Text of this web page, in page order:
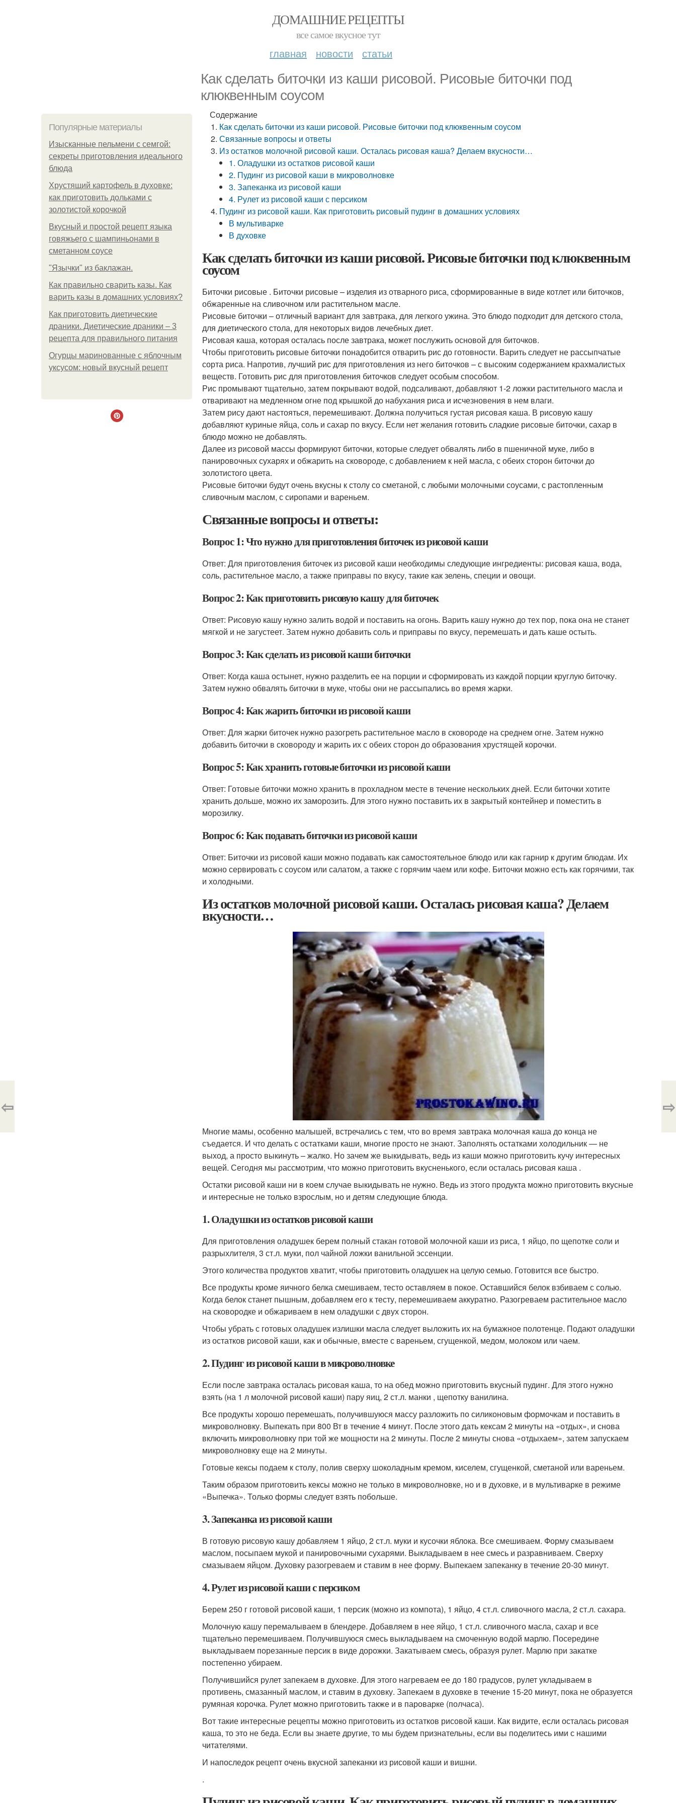
ДОМАШНИЕ РЕЦЕПТЫ
все самое вкусное тут
главная новости статьи
Как сделать биточки из каши рисовой. Рисовые биточки под
клюквенным соусом
Популярные материалы
Изысканные пельмени с семгой:
секреты приготовления идеального
блюда
Хрустящий картофель в духовке:
как приготовить дольками с
золотистой корочкой
Вкусный и простой рецепт языка
говяжьего с шампиньонами в
сметанном соусе
"Язычки" из баклажан.
Как правильно сварить казы. Как
варить казы в домашних условиях?
Как приготовить диетические
драники. Диетические драники – 3
рецепта для правильного питания
Огурцы маринованные с яблочным
уксусом: новый вкусный рецепт
Содержание
Как сделать биточки из каши рисовой. Рисовые биточки под клюквенным соусом
Связанные вопросы и ответы
Из остатков молочной рисовой каши. Осталась рисовая каша? Делаем вкусности…
1. Оладушки из остатков рисовой каши
2. Пудинг из рисовой каши в микроволновке
3. Запеканка из рисовой каши
4. Рулет из рисовой каши с персиком
Пудинг из рисовой каши. Как приготовить рисовый пудинг в домашних условиях
В мультиварке
В духовке
Как сделать биточки из каши рисовой. Рисовые биточки под клюквенным
соусом
Биточки рисовые . Биточки рисовые – изделия из отварного риса, сформированные в виде котлет или биточков,
обжаренные на сливочном или растительном масле.
Рисовые биточки – отличный вариант для завтрака, для легкого ужина. Это блюдо подходит для детского стола,
для диетического стола, для некоторых видов лечебных диет.
Рисовая каша, которая осталась после завтрака, может послужить основой для биточков.
Чтобы приготовить рисовые биточки понадобится отварить рис до готовности. Варить следует не рассыпчатые
сорта риса. Напротив, лучший рис для приготовления из него биточков – с высоким содержанием крахмалистых
веществ. Готовить рис для приготовления биточков следует особым способом.
Рис промывают тщательно, затем покрывают водой, подсаливают, добавляют 1-2 ложки растительного масла и
отваривают на медленном огне под крышкой до набухания риса и исчезновения в нем влаги.
Затем рису дают настояться, перемешивают. Должна получиться густая рисовая каша. В рисовую кашу
добавляют куриные яйца, соль и сахар по вкусу. Если нет желания готовить сладкие рисовые биточки, сахар в
блюдо можно не добавлять.
Далее из рисовой массы формируют биточки, которые следует обвалять либо в пшеничной муке, либо в
панировочных сухарях и обжарить на сковороде, с добавлением к ней масла, с обеих сторон биточки до
золотистого цвета.
Рисовые биточки будут очень вкусны к столу со сметаной, с любыми молочными соусами, с растопленным
сливочным маслом, с сиропами и вареньем.
Связанные вопросы и ответы:
Вопрос 1: Что нужно для приготовления биточек из рисовой каши
Ответ: Для приготовления биточек из рисовой каши необходимы следующие ингредиенты: рисовая каша, вода,
соль, растительное масло, а также приправы по вкусу, такие как зелень, специи и овощи.
Вопрос 2: Как приготовить рисовую кашу для биточек
Ответ: Рисовую кашу нужно залить водой и поставить на огонь. Варить кашу нужно до тех пор, пока она не станет
мягкой и не загустеет. Затем нужно добавить соль и приправы по вкусу, перемешать и дать каше остыть.
Вопрос 3: Как сделать из рисовой каши биточки
Ответ: Когда каша остынет, нужно разделить ее на порции и сформировать из каждой порции круглую биточку.
Затем нужно обвалять биточки в муке, чтобы они не рассыпались во время жарки.
Вопрос 4: Как жарить биточки из рисовой каши
Ответ: Для жарки биточек нужно разогреть растительное масло в сковороде на среднем огне. Затем нужно
добавить биточки в сковороду и жарить их с обеих сторон до образования хрустящей корочки.
Вопрос 5: Как хранить готовые биточки из рисовой каши
Ответ: Готовые биточки можно хранить в прохладном месте в течение нескольких дней. Если биточки хотите
хранить дольше, можно их заморозить. Для этого нужно поставить их в закрытый контейнер и поместить в
морозилку.
Вопрос 6: Как подавать биточки из рисовой каши
Ответ: Биточки из рисовой каши можно подавать как самостоятельное блюдо или как гарнир к другим блюдам. Их
можно сервировать с соусом или салатом, а также с горячим чаем или кофе. Биточки можно есть как горячими, так
и холодными.
Из остатков молочной рисовой каши. Осталась рисовая каша? Делаем
вкусности…
Многие мамы, особенно малышей, встречались с тем, что во время завтрака молочная каша до конца не
съедается. И что делать с остатками каши, многие просто не знают. Заполнять остатками холодильник — не
выход, а просто выкинуть – жалко. Но зачем же выкидывать, ведь из каши можно приготовить кучу интересных
вещей. Сегодня мы рассмотрим, что можно приготовить вкусненького, если осталась рисовая каша .
Остатки рисовой каши ни в коем случае выкидывать не нужно. Ведь из этого продукта можно приготовить вкусные
и интересные не только взрослым, но и детям следующие блюда.
1. Оладушки из остатков рисовой каши
Для приготовления оладушек берем полный стакан готовой молочной каши из риса, 1 яйцо, по щепотке соли и
разрыхлителя, 3 ст.л. муки, пол чайной ложки ванильной эссенции.
Этого количества продуктов хватит, чтобы приготовить оладушек на целую семью. Готовится все быстро.
Все продукты кроме яичного белка смешиваем, тесто оставляем в покое. Оставшийся белок взбиваем с солью.
Когда белок станет пышным, добавляем его к тесту, перемешиваем аккуратно. Разогреваем растительное масло
на сковородке и обжариваем в нем оладушки с двух сторон.
Чтобы убрать с готовых оладушек излишки масла следует выложить их на бумажное полотенце. Подают оладушки
из остатков рисовой каши, как и обычные, вместе с вареньем, сгущенкой, медом, молоком или чаем.
2. Пудинг из рисовой каши в микроволновке
Если после завтрака осталась рисовая каша, то на обед можно приготовить вкусный пудинг. Для этого нужно
взять (на 1 л молочной рисовой каши) пару яиц, 2 ст.л. манки , щепотку ванилина.
Все продукты хорошо перемешать, получившуюся массу разложить по силиконовым формочкам и поставить в
микроволновку. Выпекать при 800 Вт в течение 4 минут. После этого дать кексам 2 минуты на «отдых», и снова
включить микроволновку при той же мощности на 2 минуты. После 2 минуты снова «отдыхаем», затем запускаем
микроволновку еще на 2 минуты.
Готовые кексы подаем к столу, полив сверху шоколадным кремом, киселем, сгущенкой, сметаной или вареньем.
Таким образом приготовить кексы можно не только в микроволновке, но и в духовке, и в мультиварке в режиме
«Выпечка». Только формы следует взять побольше.
3. Запеканка из рисовой каши
В готовую рисовую кашу добавляем 1 яйцо, 2 ст.л. муки и кусочки яблока. Все смешиваем. Форму смазываем
маслом, посыпаем мукой и панировочными сухарями. Выкладываем в нее смесь и разравниваем. Сверху
смазываем яйцом. Духовку разогреваем и ставим в нее форму. Выпекаем запеканку в течение 20-30 минут.
4. Рулет из рисовой каши с персиком
Берем 250 г готовой рисовой каши, 1 персик (можно из компота), 1 яйцо, 4 ст.л. сливочного масла, 2 ст.л. сахара.
Молочную кашу перемалываем в блендере. Добавляем в нее яйцо, 1 ст.л. сливочного масла, сахар и все
тщательно перемешиваем. Получившуюся смесь выкладываем на смоченную водой марлю. Посередине
выкладываем порезанные персик в виде дорожки. Закатываем смесь, образуя рулет. Марлю при закатке
постепенно убираем.
Получившийся рулет запекаем в духовке. Для этого нагреваем ее до 180 градусов, рулет укладываем в
противень, смазанный маслом, и ставим в духовку. Запекаем в духовке в течение 15-20 минут, пока не образуется
румяная корочка. Рулет можно приготовить также и в пароварке (полчаса).
Вот такие интересные рецепты можно приготовить из остатков рисовой каши. Как видите, если осталась рисовая
каша, то это не беда. Если вы знаете другие, то мы будем признательны, если вы поделитесь ими с нашими
читателями.
И напоследок рецепт очень вкусной запеканки из рисовой каши и вишни.
.
⇦ ⇨